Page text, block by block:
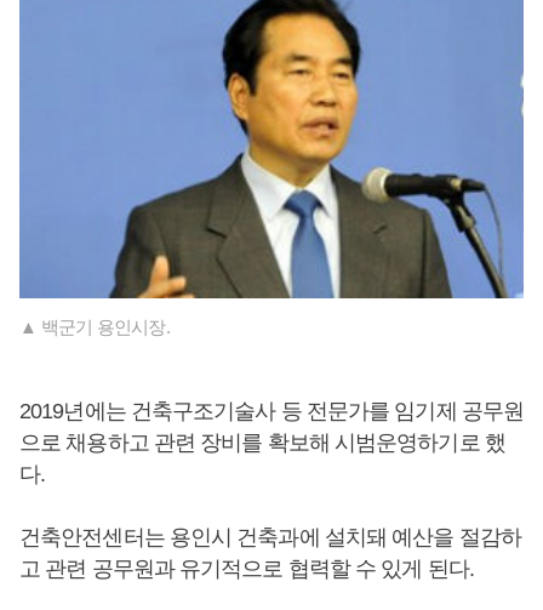
▲ 백군기 용인시장.
2019년에는 건축구조기술사 등 전문가를 임기제 공무원
으로 채용하고 관련 장비를 확보해 시범운영하기로 했
다.
건축안전센터는 용인시 건축과에 설치돼 예산을 절감하
고 관련 공무원과 유기적으로 협력할 수 있게 된다.